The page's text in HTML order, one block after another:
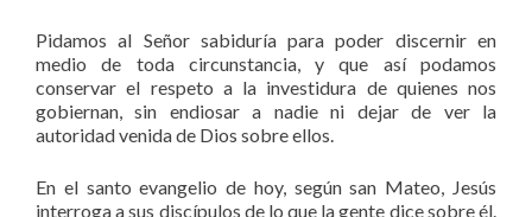
Pidamos al Señor sabiduría para poder discernir en
medio de toda circunstancia, y que así podamos
conservar el respeto a la investidura de quienes nos
gobiernan, sin endiosar a nadie ni dejar de ver la
autoridad venida de Dios sobre ellos.
En el santo evangelio de hoy, según san Mateo, Jesús
interroga a sus discípulos de lo que la gente dice sobre él.